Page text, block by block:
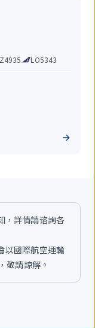
LO5343
，詳情請谘詢各
以國際航空運輸
敬請諒解。